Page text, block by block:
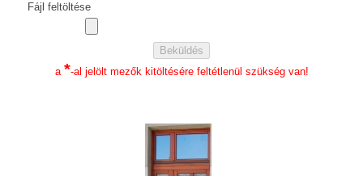
Fájl feltöltése
a *-al jelölt mezők kitöltésére feltétlenül szükség van!